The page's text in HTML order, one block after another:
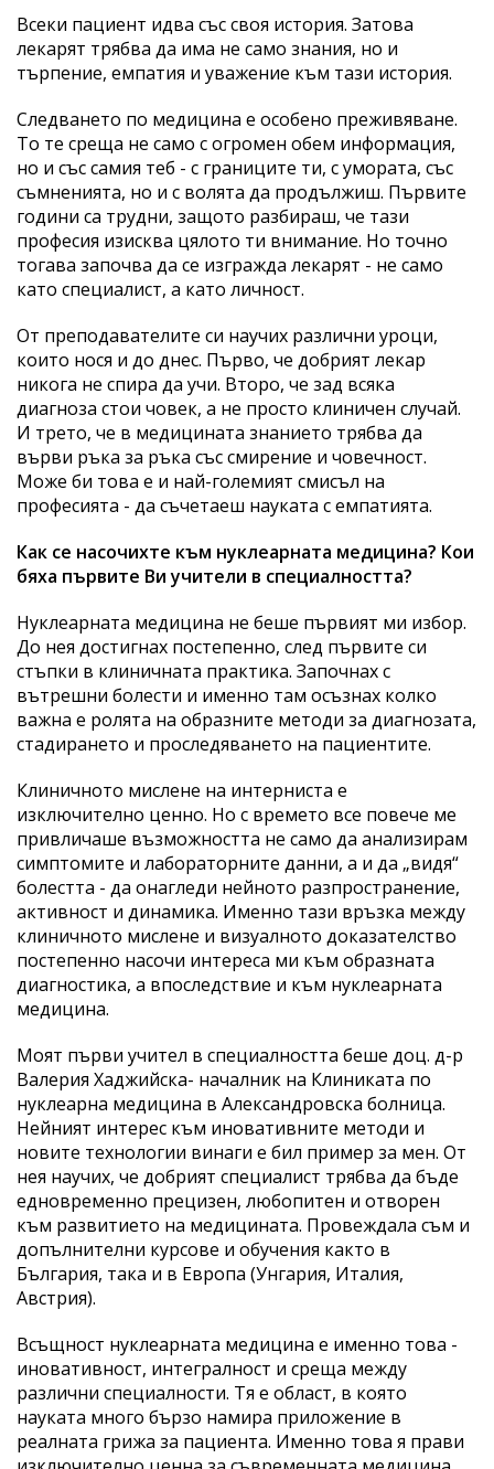
Всеки пациент идва със своя история. Затова
лекарят трябва да има не само знания, но и
търпение, емпатия и уважение към тази история.
Следването по медицина е особено преживяване.
То те среща не само с огромен обем информация,
но и със самия теб - с границите ти, с умората, със
съмненията, но и с волята да продължиш. Първите
години са трудни, защото разбираш, че тази
професия изисква цялото ти внимание. Но точно
тогава започва да се изгражда лекарят - не само
като специалист, а като личност.
От преподавателите си научих различни уроци,
които нося и до днес. Първо, че добрият лекар
никога не спира да учи. Второ, че зад всяка
диагноза стои човек, а не просто клиничен случай.
И трето, че в медицината знанието трябва да
върви ръка за ръка със смирение и човечност.
Може би това е и най-големият смисъл на
професията - да съчетаеш науката с емпатията.
Как се насочихте към нуклеарната медицина? Кои
бяха първите Ви учители в специалността?
Нуклеарната медицина не беше първият ми избор.
До нея достигнах постепенно, след първите си
стъпки в клиничната практика. Започнах с
вътрешни болести и именно там осъзнах колко
важна е ролята на образните методи за диагнозата,
стадирането и проследяването на пациентите.
Клиничното мислене на интерниста е
изключително ценно. Но с времето все повече ме
привличаше възможността не само да анализирам
симптомите и лабораторните данни, а и да „видя“
болестта - да онагледи нейното разпространение,
активност и динамика. Именно тази връзка между
клиничното мислене и визуалното доказателство
постепенно насочи интереса ми към образната
диагностика, а впоследствие и към нуклеарната
медицина.
Моят първи учител в специалността беше доц. д-р
Валерия Хаджийска- началник на Клиниката по
нуклеарна медицина в Александровска болница.
Нейният интерес към иновативните методи и
новите технологии винаги е бил пример за мен. От
нея научих, че добрият специалист трябва да бъде
едновременно прецизен, любопитен и отворен
към развитието на медицината. Провеждала съм и
допълнителни курсове и обучения както в
България, така и в Европа (Унгария, Италия,
Австрия).
Всъщност нуклеарната медицина е именно това -
иновативност, интегралност и среща между
различни специалности. Тя е област, в която
науката много бързо намира приложение в
реалната грижа за пациента. Именно това я прави